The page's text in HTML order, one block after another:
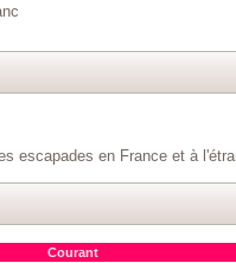
escapades en France et à
Courant